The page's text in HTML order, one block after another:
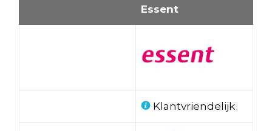
Essent
Klantvriendelijk